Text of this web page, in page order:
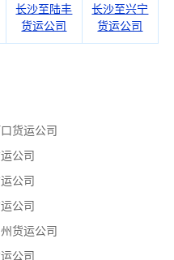
长沙至陆丰
货运公司
长沙至兴宁
货运公司
货运公司
公司
公司
公司
货运公司
公司